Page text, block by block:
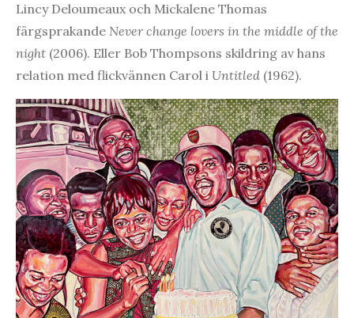
Lincy Deloumeaux och Mickalene Thomas
färgsprakande Never change lovers in the middle of the
night (2006). Eller Bob Thompsons skildring av hans
relation med flickvännen Carol i Untitled (1962).